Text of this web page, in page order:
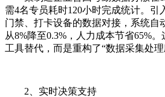
需4名专员耗时120小时完成统计。引
门禁、打卡设备的数据对接，系统自
从8%降至0.3%，人力成本节省65%
工具替代，而是重构了“数据采集处理
2、实时决策支持